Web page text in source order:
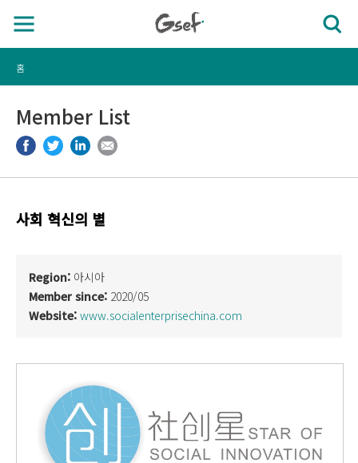
홈
Member List
사회 혁신의 별
Region: 아시아
Member since: 2020/05
Website: www.socialenterprisechina.com